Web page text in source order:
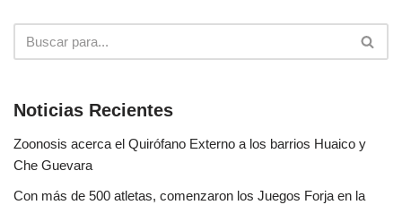
Noticias Recientes
Zoonosis acerca el Quirófano Externo a los barrios Huaico y
Che Guevara
Con más de 500 atletas, comenzaron los Juegos Forja en la